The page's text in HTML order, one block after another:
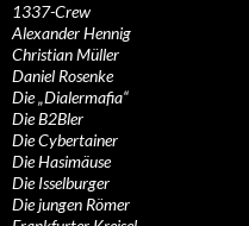
1337-Crew
Alexander Hennig
Christian Müller
Daniel Rosenke
Die „Dialermafia“
Die B2Bler
Die Cybertainer
Die Hasimäuse
Die Isselburger
Die jungen Römer